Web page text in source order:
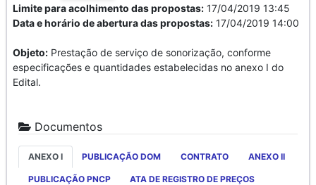
Limite para acolhimento das propostas: 17/04/2019 13:45
Data e horário de abertura das propostas: 17/04/2019 14:00
Objeto: Prestação de serviço de sonorização, conforme
especificações e quantidades estabelecidas no anexo I do
Edital.
Documentos
ANEXO I PUBLICAÇÃO DOM CONTRATO ANEXO II
PUBLICAÇÃO PNCP ATA DE REGISTRO DE PREÇOS